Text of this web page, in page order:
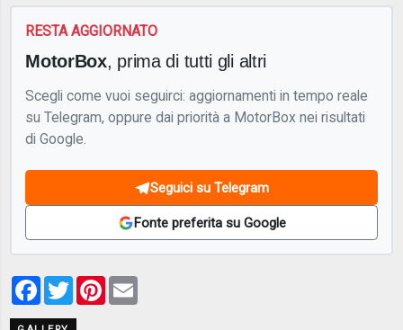
RESTA AGGIORNATO
MotorBox, prima di tutti gli altri
Scegli come vuoi seguirci: aggiornamenti in tempo reale
su Telegram, oppure dai priorità a MotorBox nei risultati
di Google.
Seguici su Telegram
Fonte preferita su Google
Facebook
TwitterPinterest